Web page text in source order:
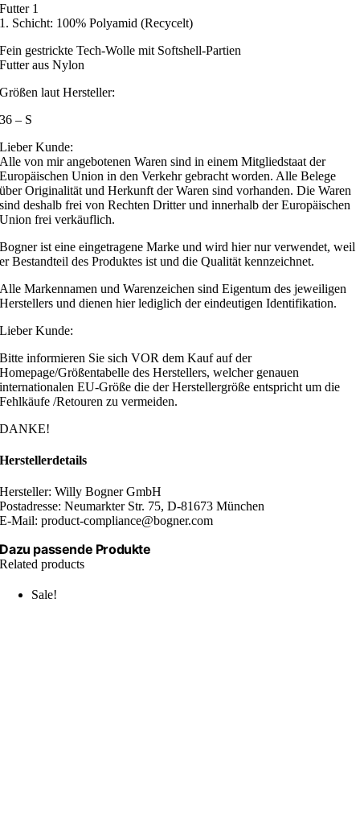
Futter 1
1. Schicht: 100% Polyamid (Recycelt)
Fein gestrickte Tech-Wolle mit Softshell-Partien
Futter aus Nylon
Größen laut Hersteller:
36 – S
Lieber Kunde:
Alle von mir angebotenen Waren sind in einem Mitgliedstaat der
Europäischen Union in den Verkehr gebracht worden. Alle Belege
über Originalität und Herkunft der Waren sind vorhanden. Die Waren
sind deshalb frei von Rechten Dritter und innerhalb der Europäischen
Union frei verkäuflich.
Bogner ist eine eingetragene Marke und wird hier nur verwendet, weil
er Bestandteil des Produktes ist und die Qualität kennzeichnet.
Alle Markennamen und Warenzeichen sind Eigentum des jeweiligen
Herstellers und dienen hier lediglich der eindeutigen Identifikation.
Lieber Kunde:
Bitte informieren Sie sich VOR dem Kauf auf der
Homepage/Größentabelle des Herstellers, welcher genauen
internationalen EU-Größe die der Herstellergröße entspricht um die
Fehlkäufe /Retouren zu vermeiden.
DANKE!
Herstellerdetails
Hersteller: Willy Bogner GmbH
Postadresse: Neumarkter Str. 75, D-81673 München
E-Mail: product-compliance@bogner.com
Dazu passende Produkte
Related products
Sale!